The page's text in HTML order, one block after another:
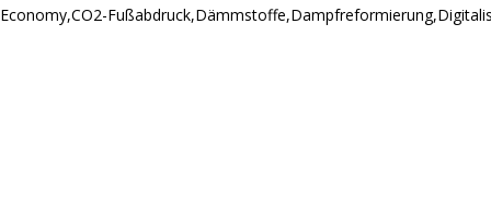
Economy,CO2-Fußabdruck,Dämmstoffe,Dampfreformierung,